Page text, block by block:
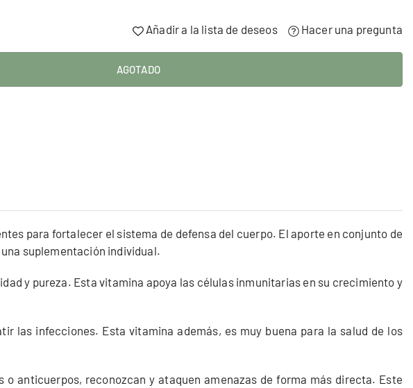
Añadir a la lista de deseos Hacer una pregunta
AGOTADO
para fortalecer el sistema de defensa del cuerpo. El aporte en conjunto de
suplementación individual.
y pureza. Esta vitamina apoya las células inmunitarias en su crecimiento y
las infecciones. Esta vitamina además, es muy buena para la salud de los
anticuerpos, reconozcan y ataquen amenazas de forma más directa. Este